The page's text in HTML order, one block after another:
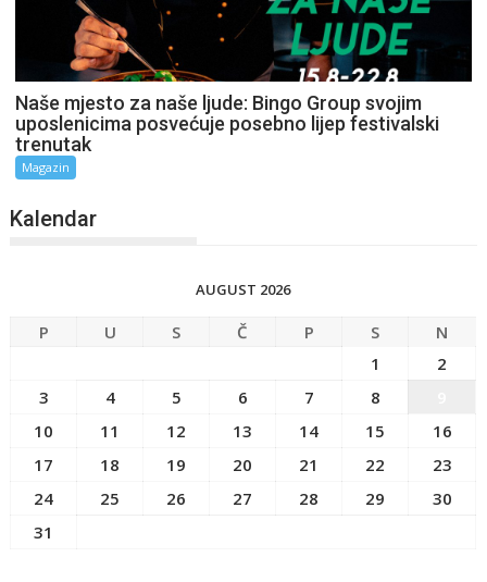
Naše mjesto za naše ljude: Bingo Group svojim
uposlenicima posvećuje posebno lijep festivalski
trenutak
Magazin
Kalendar
AUGUST 2026
P U S Č P S
N
1
2
3
4 5 6 7 8
10
11 12 13 14 15
16
17
18 19 20 21 22
23
24
25 26 27 28 29
30
31